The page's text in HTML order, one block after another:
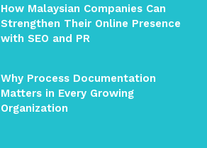
How Malaysian Companies Can
Strengthen Their Online Presence
with SEO and PR
Why Process Documentation
Matters in Every Growing
Organization